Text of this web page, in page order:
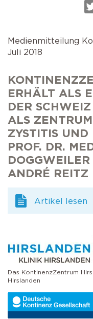
Medienmitteilung
Juli 2018
ERHÄLT ALS
DER
ALS
ZYSTITIS UND
PROF. DR.
ANDRÉ REITZ
Artikel lesen
Das KontinenzZentrum
Hirslanden
Victo & Victo plus
Operationen der